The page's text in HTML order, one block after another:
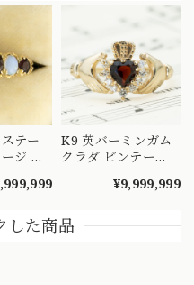
テー
ジ 一
ット オ
統を感
K9 英バーミンガム
クラダ ビンテー
ーネット リング
情熱の赤を纏って～
diamond
¥9,999,999
した商品